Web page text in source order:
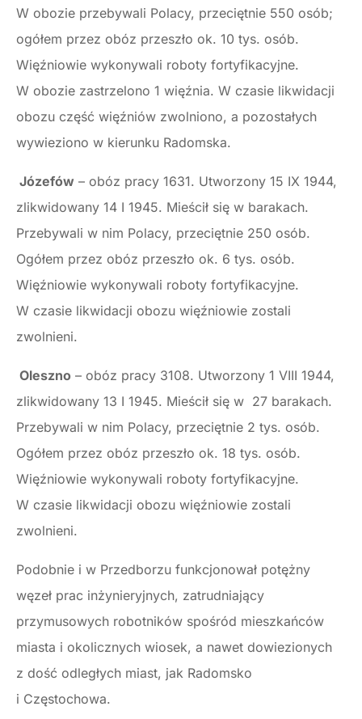
W obozie przebywali Polacy, przeciętnie 550 osób;
ogółem przez obóz przeszło ok. 10 tys. osób.
Więźniowie wykonywali roboty fortyfikacyjne.
W obozie zastrzelono 1 więźnia. W czasie likwidacji
obozu część więźniów zwolniono, a pozostałych
wywieziono w kierunku Radomska.
Józefów – obóz pracy 1631. Utworzony 15 IX 1944,
zlikwidowany 14 I 1945. Mieścił się w barakach.
Przebywali w nim Polacy, przeciętnie 250 osób.
Ogółem przez obóz przeszło ok. 6 tys. osób.
Więźniowie wykonywali roboty fortyfikacyjne.
W czasie likwidacji obozu więźniowie zostali
zwolnieni.
Oleszno – obóz pracy 3108. Utworzony 1 VIII 1944,
zlikwidowany 13 I 1945. Mieścił się w 27 barakach.
Przebywali w nim Polacy, przeciętnie 2 tys. osób.
Ogółem przez obóz przeszło ok. 18 tys. osób.
Więźniowie wykonywali roboty fortyfikacyjne.
W czasie likwidacji obozu więźniowie zostali
zwolnieni.
Podobnie i w Przedborzu funkcjonował potężny
węzeł prac inżynieryjnych, zatrudniający
przymusowych robotników spośród mieszkańców
miasta i okolicznych wiosek, a nawet dowiezionych
z dość odległych miast, jak Radomsko
i Częstochowa.